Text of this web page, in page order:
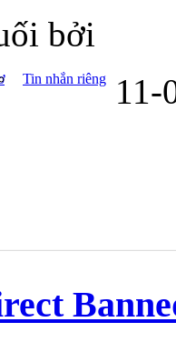
bởi
Tin nhắn riêng 11-